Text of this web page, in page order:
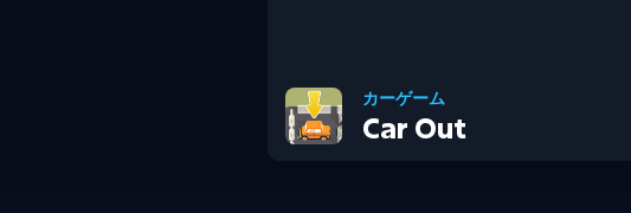
カーゲーム
Car Out